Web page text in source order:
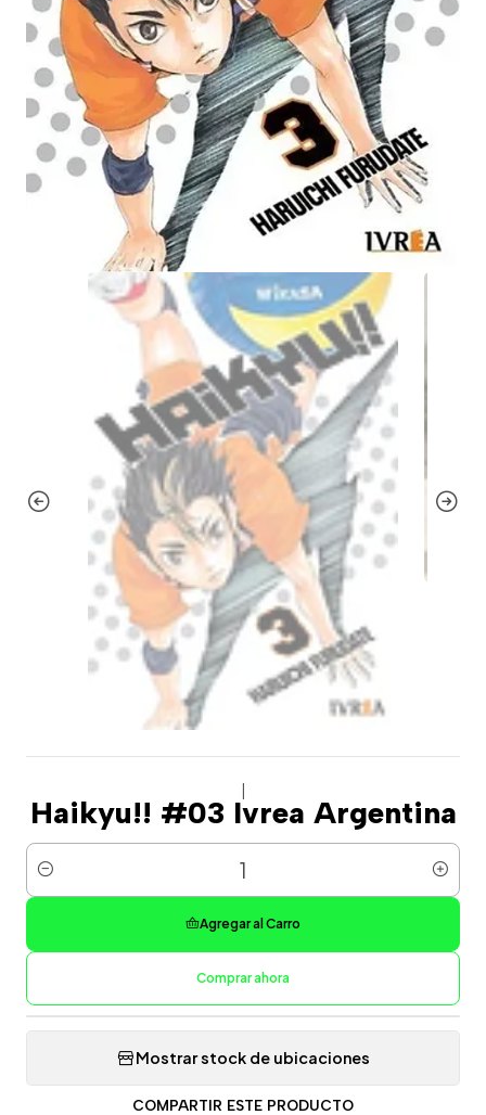
Haikyu!! #03 Ivrea Argentina
Cantidad
Agregar al Carro
Comprar ahora
Mostrar stock de ubicaciones
COMPARTIR ESTE PRODUCTO